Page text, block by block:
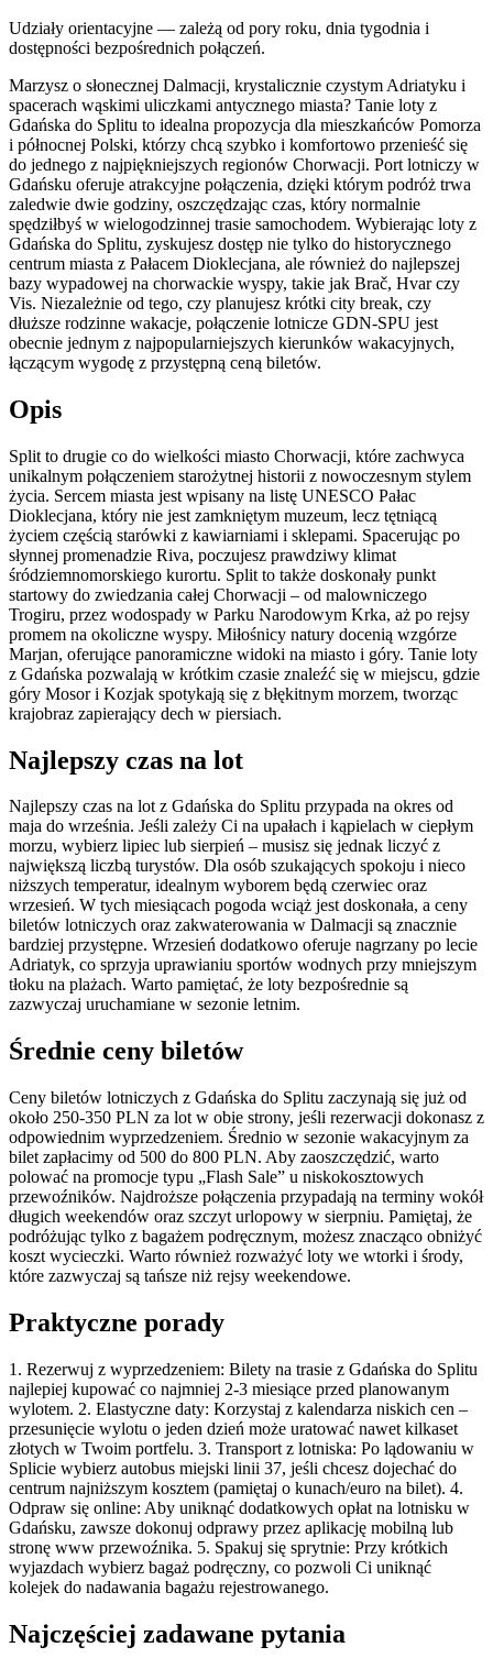
Udziały orientacyjne — zależą od pory roku, dnia tygodnia i
dostępności bezpośrednich połączeń.
Marzysz o słonecznej Dalmacji, krystalicznie czystym Adriatyku i
spacerach wąskimi uliczkami antycznego miasta? Tanie loty z
Gdańska do Splitu to idealna propozycja dla mieszkańców Pomorza
i północnej Polski, którzy chcą szybko i komfortowo przenieść się
do jednego z najpiękniejszych regionów Chorwacji. Port lotniczy w
Gdańsku oferuje atrakcyjne połączenia, dzięki którym podróż trwa
zaledwie dwie godziny, oszczędzając czas, który normalnie
spędziłbyś w wielogodzinnej trasie samochodem. Wybierając loty z
Gdańska do Splitu, zyskujesz dostęp nie tylko do historycznego
centrum miasta z Pałacem Dioklecjana, ale również do najlepszej
bazy wypadowej na chorwackie wyspy, takie jak Brač, Hvar czy
Vis. Niezależnie od tego, czy planujesz krótki city break, czy
dłuższe rodzinne wakacje, połączenie lotnicze GDN-SPU jest
obecnie jednym z najpopularniejszych kierunków wakacyjnych,
łączącym wygodę z przystępną ceną biletów.
Opis
Split to drugie co do wielkości miasto Chorwacji, które zachwyca
unikalnym połączeniem starożytnej historii z nowoczesnym stylem
życia. Sercem miasta jest wpisany na listę UNESCO Pałac
Dioklecjana, który nie jest zamkniętym muzeum, lecz tętniącą
życiem częścią starówki z kawiarniami i sklepami. Spacerując po
słynnej promenadzie Riva, poczujesz prawdziwy klimat
śródziemnomorskiego kurortu. Split to także doskonały punkt
startowy do zwiedzania całej Chorwacji – od malowniczego
Trogiru, przez wodospady w Parku Narodowym Krka, aż po rejsy
promem na okoliczne wyspy. Miłośnicy natury docenią wzgórze
Marjan, oferujące panoramiczne widoki na miasto i góry. Tanie loty
z Gdańska pozwalają w krótkim czasie znaleźć się w miejscu, gdzie
góry Mosor i Kozjak spotykają się z błękitnym morzem, tworząc
krajobraz zapierający dech w piersiach.
Najlepszy czas na lot
Najlepszy czas na lot z Gdańska do Splitu przypada na okres od
maja do września. Jeśli zależy Ci na upałach i kąpielach w ciepłym
morzu, wybierz lipiec lub sierpień – musisz się jednak liczyć z
największą liczbą turystów. Dla osób szukających spokoju i nieco
niższych temperatur, idealnym wyborem będą czerwiec oraz
wrzesień. W tych miesiącach pogoda wciąż jest doskonała, a ceny
biletów lotniczych oraz zakwaterowania w Dalmacji są znacznie
bardziej przystępne. Wrzesień dodatkowo oferuje nagrzany po lecie
Adriatyk, co sprzyja uprawianiu sportów wodnych przy mniejszym
tłoku na plażach. Warto pamiętać, że loty bezpośrednie są
zazwyczaj uruchamiane w sezonie letnim.
Średnie ceny biletów
Ceny biletów lotniczych z Gdańska do Splitu zaczynają się już od
około 250-350 PLN za lot w obie strony, jeśli rezerwacji dokonasz z
odpowiednim wyprzedzeniem. Średnio w sezonie wakacyjnym za
bilet zapłacimy od 500 do 800 PLN. Aby zaoszczędzić, warto
polować na promocje typu „Flash Sale” u niskokosztowych
przewoźników. Najdroższe połączenia przypadają na terminy wokół
długich weekendów oraz szczyt urlopowy w sierpniu. Pamiętaj, że
podróżując tylko z bagażem podręcznym, możesz znacząco obniżyć
koszt wycieczki. Warto również rozważyć loty we wtorki i środy,
które zazwyczaj są tańsze niż rejsy weekendowe.
Praktyczne porady
1. Rezerwuj z wyprzedzeniem: Bilety na trasie z Gdańska do Splitu
najlepiej kupować co najmniej 2-3 miesiące przed planowanym
wylotem. 2. Elastyczne daty: Korzystaj z kalendarza niskich cen –
przesunięcie wylotu o jeden dzień może uratować nawet kilkaset
złotych w Twoim portfelu. 3. Transport z lotniska: Po lądowaniu w
Splicie wybierz autobus miejski linii 37, jeśli chcesz dojechać do
centrum najniższym kosztem (pamiętaj o kunach/euro na bilet). 4.
Odpraw się online: Aby uniknąć dodatkowych opłat na lotnisku w
Gdańsku, zawsze dokonuj odprawy przez aplikację mobilną lub
stronę www przewoźnika. 5. Spakuj się sprytnie: Przy krótkich
wyjazdach wybierz bagaż podręczny, co pozwoli Ci uniknąć
kolejek do nadawania bagażu rejestrowanego.
Najczęściej zadawane pytania